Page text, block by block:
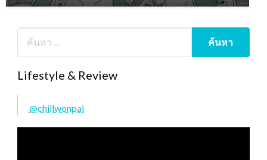
Lifestyle & Review
@chillwonpai